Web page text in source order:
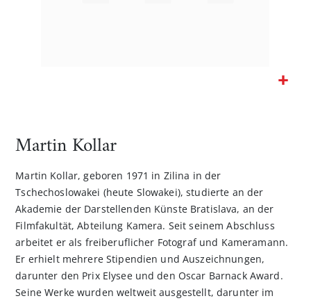
Bildgalerie
Martin Kollar
Martin Kollar, geboren 1971 in Zilina in der
Tschechoslowakei (heute Slowakei), studierte an der
Akademie der Darstellenden Künste Bratislava, an der
Filmfakultät, Abteilung Kamera. Seit seinem Abschluss
arbeitet er als freiberuflicher Fotograf und Kameramann.
Er erhielt mehrere Stipendien und Auszeichnungen,
darunter den Prix Elysee und den Oscar Barnack Award.
Seine Werke wurden weltweit ausgestellt, darunter im